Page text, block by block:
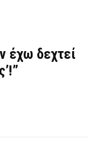
έχω δεχτεί